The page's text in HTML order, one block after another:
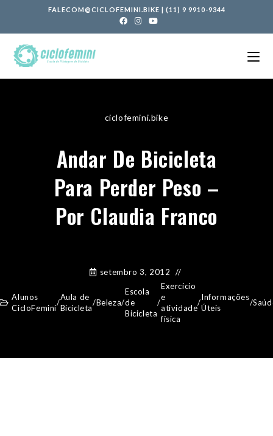
FALECOM@CICLOFEMINI.BIKE | (11) 9 9910-9344
ciclofemini.bike
Andar De Bicicleta
Para Perder Peso –
Por Claudia Franco
setembro 3, 2012
Alunos
CicloFemini
/
Aula de
Bicicleta
/Beleza/
Escola
de
Bicicleta
/
Exercício
e
atividade
física
/
Informações
Úteis
/